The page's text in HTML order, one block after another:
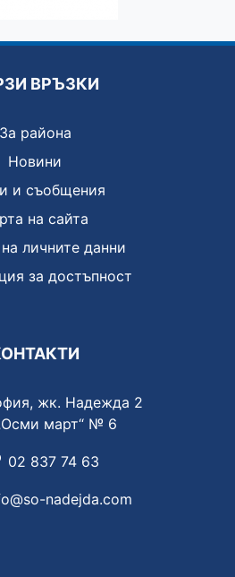
ВРЪЗКИ
За района
Новини
и съобщения
на сайта
личните данни
за достъпност
жк. Надежда 2
март“ № 6
02 837 74 63
nadejda.com